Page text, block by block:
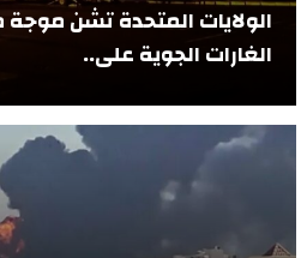
الولايات المتحدة تشن
الغارات الجوية على..